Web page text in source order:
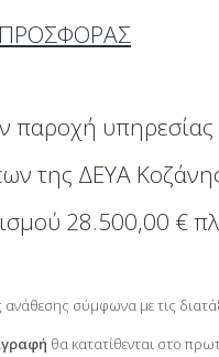
παροχή υπηρεσίας
της ΔΕΥΑ
28.500,00 €
σύμφωνα με τις
θα κατατίθενται στο